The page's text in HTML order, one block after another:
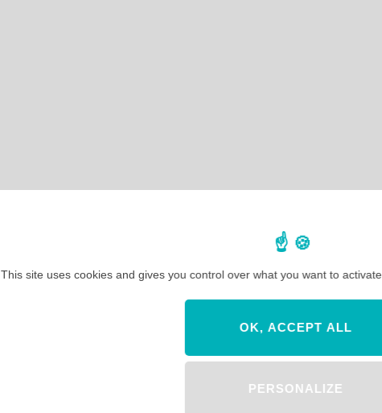
This site uses cookies and gives you control over what you want to activate
OK, ACCEPT ALL
PERSONALIZE